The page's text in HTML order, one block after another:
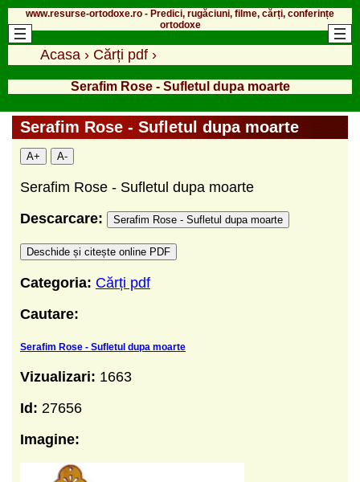
www.resurse-ortodoxe.ro - Predici, rugăciuni, filme, cărți, conferințe
ortodoxe
Acasa › Cărți pdf ›
Serafim Rose - Sufletul dupa moarte
Serafim Rose - Sufletul dupa moarte
A+ A-
Serafim Rose - Sufletul dupa moarte
Descarcare:
Serafim Rose - Sufletul dupa moarte
Deschide și citește online PDF
Categoria: Cărți pdf
Cautare:
Serafim Rose - Sufletul dupa moarte
Vizualizari: 1663
Id: 27656
Imagine: